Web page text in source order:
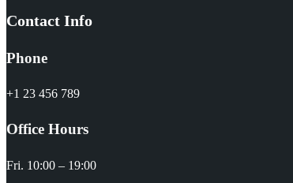
Contact Info
Phone
+1 23 456 789
Office Hours
Fri. 10:00 – 19:00